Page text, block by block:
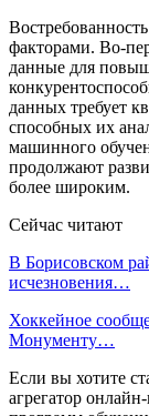
факторами. Во-
данные для
данных требует
способных их
машинного
продолжают
более широким.
Сейчас читают
В Борисовском
исчезновения…
Хоккейное
Монументу…
Если вы хотите
агрегатор